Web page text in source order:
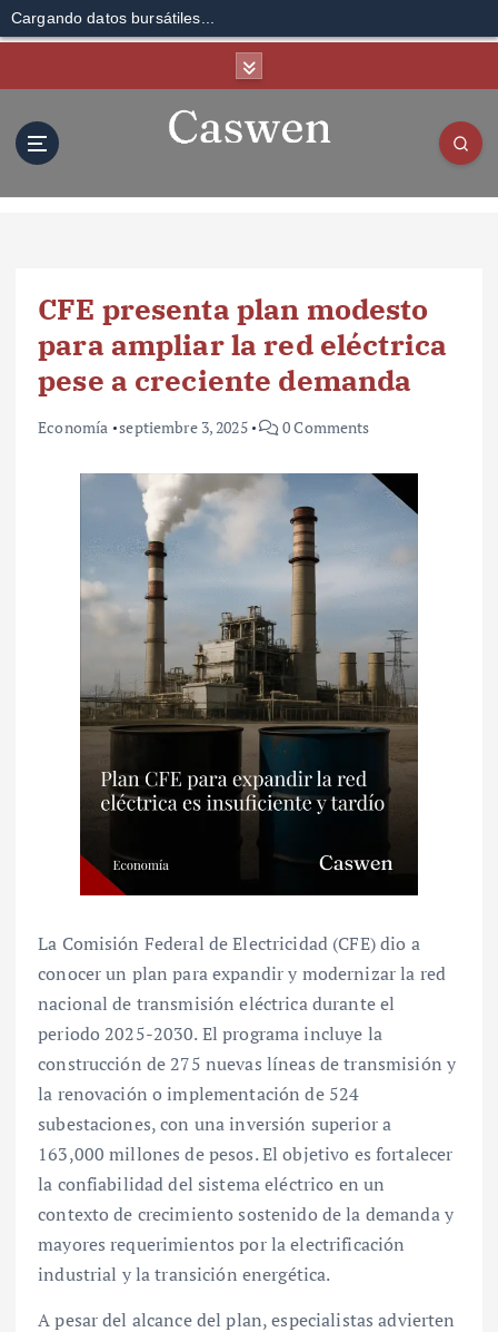
Cargando datos bursátiles...
CFE presenta plan modesto
para ampliar la red eléctrica
pese a creciente demanda
Economía septiembre 3, 2025 0 Comments
La Comisión Federal de Electricidad (CFE) dio a
conocer un plan para expandir y modernizar la red
nacional de transmisión eléctrica durante el
periodo 2025-2030. El programa incluye la
construcción de 275 nuevas líneas de transmisión y
la renovación o implementación de 524
subestaciones, con una inversión superior a
163,000 millones de pesos. El objetivo es fortalecer
la confiabilidad del sistema eléctrico en un
contexto de crecimiento sostenido de la demanda y
mayores requerimientos por la electrificación
industrial y la transición energética.
A pesar del alcance del plan, especialistas advierten